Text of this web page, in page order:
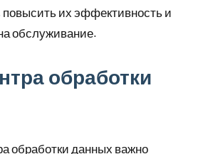
их эффективность и
обслуживание.
обработки
обработки данных важно